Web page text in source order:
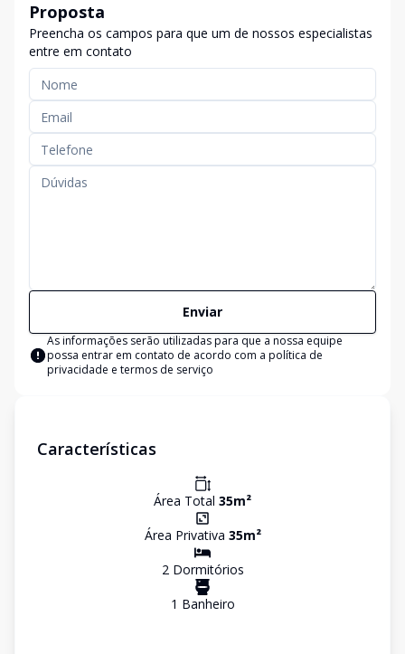
Proposta
Preencha os campos para que um de nossos especialistas
entre em contato
Enviar
As informações serão utilizadas para que a nossa equipe
possa entrar em contato de acordo com a política de
privacidade e termos de serviço
Características
Área Total 35m²
Área Privativa 35m²
2Dormitórios
1 Banheiro